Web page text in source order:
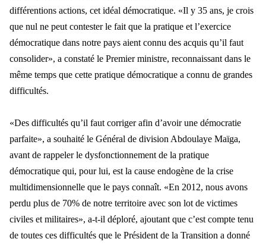
différentions actions, cet idéal démocratique. «Il y 35 ans, je crois
que nul ne peut contester le fait que la pratique et l’exercice
démocratique dans notre pays aient connu des acquis qu’il faut
consolider», a constaté le Premier ministre, reconnaissant dans le
même temps que cette pratique démocratique a connu de grandes
difficultés.
«Des difficultés qu’il faut corriger afin d’avoir une démocratie
parfaite», a souhaité le Général de division Abdoulaye Maïga,
avant de rappeler le dysfonctionnement de la pratique
démocratique qui, pour lui, est la cause endogène de la crise
multidimensionnelle que le pays connaît. «En 2012, nous avons
perdu plus de 70% de notre territoire avec son lot de victimes
civiles et militaires», a-t-il déploré, ajoutant que c’est compte tenu
de toutes ces difficultés que le Président de la Transition a donné